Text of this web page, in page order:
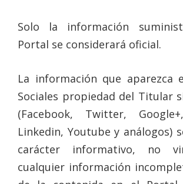
Solo la información
Portal se considerará oficial.
La información que aparezca
Sociales propiedad del Titular
(Facebook, Twitter,
Linkedin, Youtube y análogos)
carácter informativo, no
cualquier información